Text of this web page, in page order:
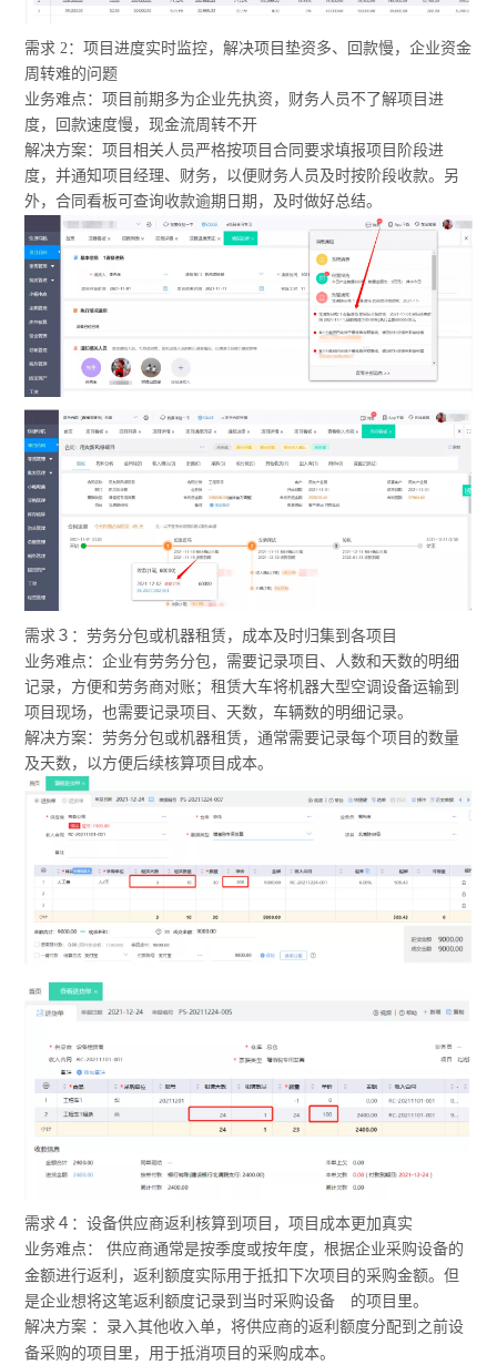
需求 2：项目进度实时监控，解决项目垫资多、回款慢，企业资金
周转难的问题
业务难点：项目前期多为企业先执资，财务人员不了解项目进
度，回款速度慢，现金流周转不开
解决方案：项目相关人员严格按项目合同要求填报项目阶段进
度，并通知项目经理、财务，以便财务人员及时按阶段收款。另
外，合同看板可查询收款逾期日期，及时做好总结。
需求３：劳务分包或机器租赁，成本及时归集到各项目
业务难点：企业有劳务分包，需要记录项目、人数和天数的明细
记录，方便和劳务商对账；租赁大车将机器大型空调设备运输到
项目现场，也需要记录项目、天数，车辆数的明细记录。
解决方案：劳务分包或机器租赁，通常需要记录每个项目的数量
及天数，以方便后续核算项目成本。
需求４：设备供应商返利核算到项目，项目成本更加真实
业务难点：
供应商通常是按季度或按年度，根据企业采购设备的
金额进行返利，返利额度实际用于抵扣下次项目的采购金额。但
是企业想将这笔返利额度记录到当时采购设备 的项目里。
解决方案 ：录入其他收入单，将供应商的返利额度分配到之前设
备采购的项目里，用于抵消项目的采购成本。